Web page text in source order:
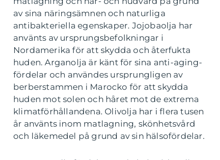
av sina näringsämnen och naturliga
antibakteriella egenskaper. Jojobaolja har
använts av ursprungsbefolkningar i
Nordamerika för att skydda och återfukta
huden. Arganolja är känt för sina anti-aging-
fördelar och användes ursprungligen av
berberstammen i Marocko för att skydda
huden mot solen och håret mot de extrema
klimatförhållandena. Olivolja har i flera tusen
år använts inom matlagning, skönhetsvård
och läkemedel på grund av sin hälsofördelar.